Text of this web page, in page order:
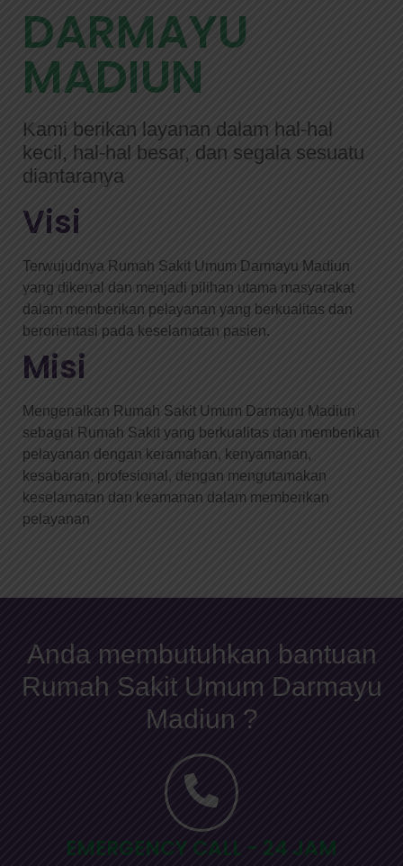
DARMAYU
MADIUN
Kami berikan layanan dalam hal-hal
kecil, hal-hal besar, dan segala sesuatu
diantaranya
Visi
Terwujudnya Rumah Sakit Umum Darmayu Madiun
yang dikenal dan menjadi pilihan utama masyarakat
dalam memberikan pelayanan yang berkualitas dan
berorientasi pada keselamatan pasien.
Misi
Mengenalkan Rumah Sakit Umum Darmayu Madiun
sebagai Rumah Sakit yang berkualitas dan memberikan
pelayanan dengan keramahan, kenyamanan,
kesabaran, profesional, dengan mengutamakan
keselamatan dan keamanan dalam memberikan
pelayanan
Anda membutuhkan bantuan
Rumah Sakit Umum Darmayu
Madiun ?
EMERGENCY CALL - 24 JAM